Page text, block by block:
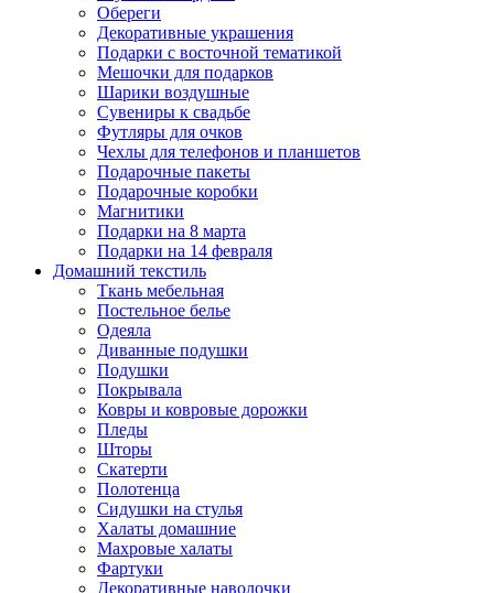
Обереги
Декоративные украшения
Подарки с восточной тематикой
Мешочки для подарков
Шарики воздушные
Сувениры к свадьбе
Футляры для очков
Чехлы для телефонов и планшетов
Подарочные пакеты
Подарочные коробки
Магнитики
Подарки на 8 марта
Подарки на 14 февраля
Домашний текстиль
Ткань мебельная
Постельное белье
Одеяла
Диванные подушки
Подушки
Покрывала
Ковры и ковровые дорожки
Пледы
Шторы
Скатерти
Полотенца
Сидушки на стулья
Халаты домашние
Махровые халаты
Фартуки
Декоративные наволочки